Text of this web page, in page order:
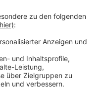
Ihre
YouTube
laden!
Service eines
kann